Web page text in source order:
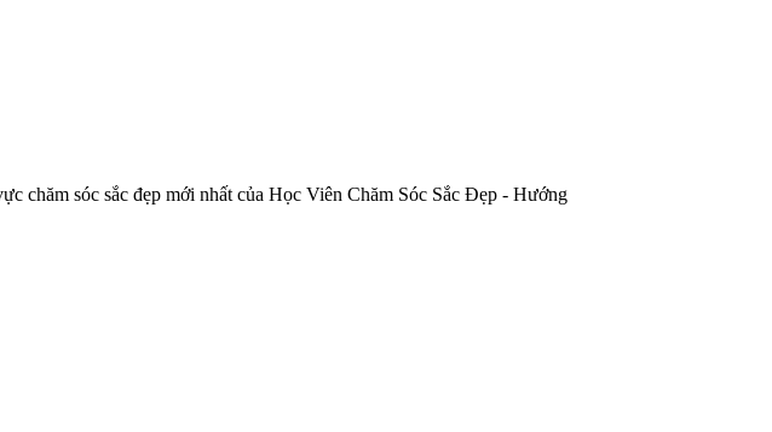
chăm sóc sắc đẹp mới nhất của Học Viên Chăm Sóc Sắc Đẹp - Hướng